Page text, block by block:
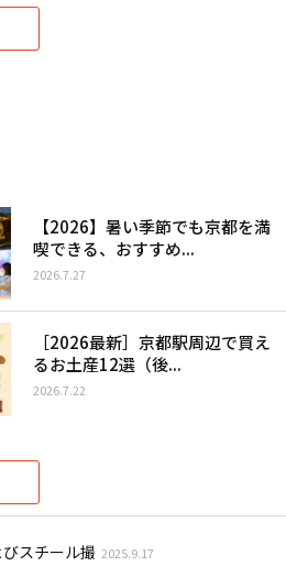
【2026】暑い季節でも京都を満
喫できる、おすすめ...
2026.7.27
［2026最新］京都駅周辺で買え
るお土産12選（後...
2026.7.22
スチール撮 2025.9.17